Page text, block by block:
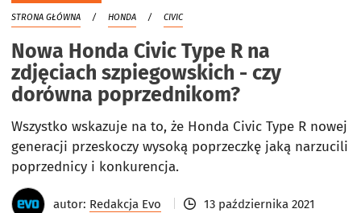
STRONA GŁÓWNA HONDA CIVIC
Nowa Honda Civic Type R na
zdjęciach szpiegowskich - czy
dorówna poprzednikom?
Wszystko wskazuje na to, że Honda Civic Type R nowej
generacji przeskoczy wysoką poprzeczkę jaką narzucili
poprzednicy i konkurencja.
autor: Redakcja Evo 13 października 2021